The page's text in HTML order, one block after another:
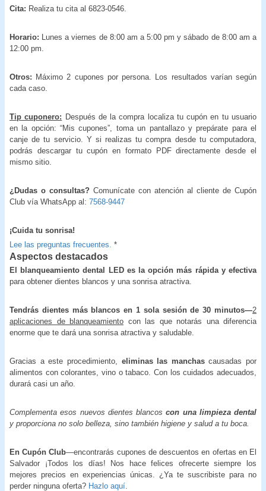
Cita: Realiza tu cita al 6823-0546.
Horario:
Lunes a viernes de 8:00 am a 5:00 pm y sábado de 8:00 am a
12:00 pm.
Otros: Máximo 2 cupones por persona. Los resultados varían según
cada caso.
Tip cuponero: Después de la compra localiza tu cupón en tu usuario
en la opción: “Mis cupones”, toma un pantallazo y prepárate para el
canje de tu servicio. Y si realizas tu compra desde tu computadora,
podrás descargar tu cupón en formato PDF directamente desde el
mismo sitio.
¿Dudas o consultas? Comunícate con atención al cliente de Cupón
Club vía WhatsApp al: 7568-9447
¡Cuida tu sonrisa!
Lee las preguntas frecuentes. *
Aspectos destacados
El blanqueamiento dental LED es la opción más rápida y efectiva
para obtener dientes blancos y una sonrisa atractiva.
Tendrás dientes más blancos en 1 sola sesión de 30 minutos—2
aplicaciones de blanqueamiento con las que notarás una diferencia
enorme que te dará una sonrisa atractiva y saludable.
Gracias a este procedimiento, eliminas las manchascausadas por
alimentos con colorantes, vino o tabaco. Con los cuidados adecuados,
durará casi un año.
Complementa esos nuevos dientes blancoscon una limpieza dental
y proporciona no solo belleza, sino también higiene y salud a tu boca.
En Cupón Club—encontrarás cupones de descuentos en ofertas en El
Salvador ¡Todos los días! Nos hace felices ofrecerte siempre los
mejores precios en experiencias únicas. ¿Ya te suscribiste para no
perder ninguna oferta? Hazlo aquí